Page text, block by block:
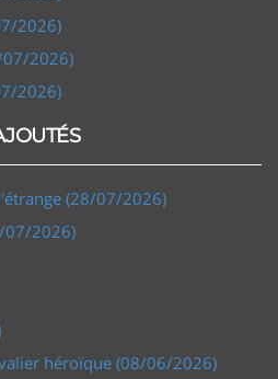
2026)
2026)
2026)
(28/07/2026)
07/2026)
héroïque (08/06/2026)